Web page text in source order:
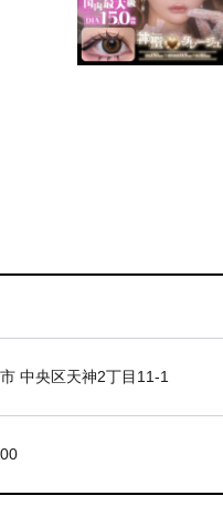
中央区天神2丁目11-1